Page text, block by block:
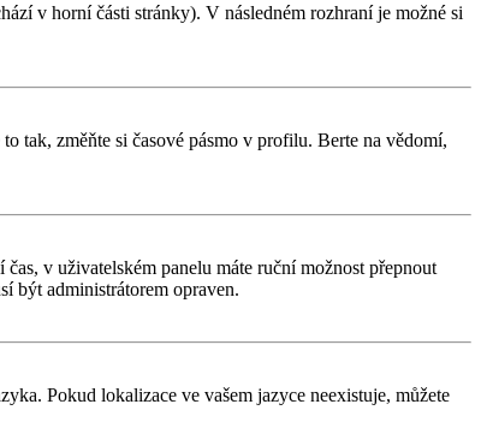
v horní části stránky). V následném rozhraní je možné si
tak, změňte si časové pásmo v profilu. Berte na vědomí,
v uživatelském panelu máte ruční možnost přepnout
být administrátorem opraven.
Pokud lokalizace ve vašem jazyce neexistuje, můžete